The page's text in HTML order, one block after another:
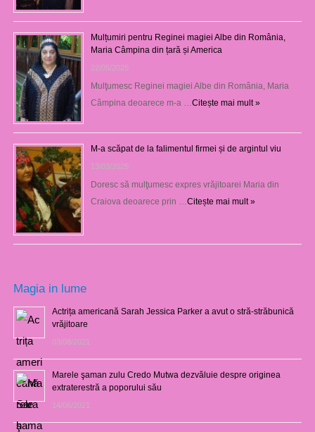
Mulțumiri pentru Reginei magiei Albe din România,
Maria Câmpina din țară și America
22/05/2025
Mulţumesc Reginei magiei Albe din România, Maria
Câmpina deoarece m-a … Citește mai mult »
M-a scăpat de la falimentul firmei și de argintul viu
13/03/2025
Doresc să mulţumesc expres vrăjitoarei Maria din
Craiova deoarece prin … Citește mai mult »
Magia in lume
Actrița americană Sarah Jessica Parker a avut o stră-străbunică
vrăjitoare
03/08/2021
Marele şaman zulu Credo Mutwa dezvăluie despre originea
extraterestră a poporului său
14/06/2021